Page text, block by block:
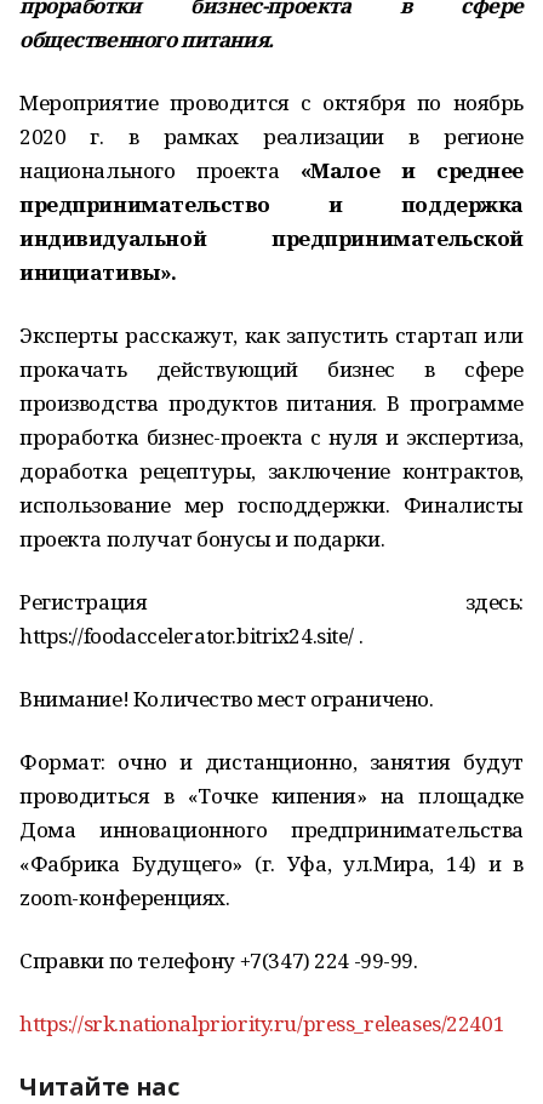
общественного питания.
Мероприятие проводится с октября по ноябрь
2020 г. в рамках реализации в регионе
национального проекта «Малое и среднее
предпринимательство и поддержка
индивидуальной предпринимательской
инициативы».
Эксперты расскажут, как запустить стартап или
прокачать действующий бизнес в сфере
производства продуктов питания. В программе
проработка бизнес-проекта с нуля и экспертиза,
доработка рецептуры, заключение контрактов,
использование мер господдержки. Финалисты
проекта получат бонусы и подарки.
Регистрация здесь:
https://foodaccelerator.bitrix24.site/ .
Внимание! Количество мест ограничено.
Формат: очно и дистанционно, занятия будут
проводиться в «Точке кипения» на площадке
Дома инновационного предпринимательства
«Фабрика Будущего» (г. Уфа, ул.Мира, 14) и в
zoom-конференциях.
Справки по телефону +7(347) 224 -99-99.
https://srk.nationalpriority.ru/press_releases/22401
Читайте нас